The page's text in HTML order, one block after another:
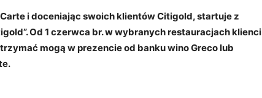
i doceniając swoich klientów Citigold, startuje z
Od 1 czerwca br. w wybranych restauracjach klienci
mogą w prezencie od banku wino Greco lub